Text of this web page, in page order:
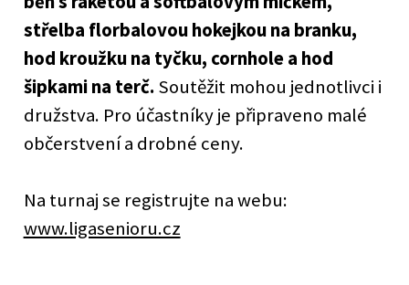
střelba florbalovou hokejkou na branku,
hod kroužku na tyčku, cornhole a hod
šipkami na terč. Soutěžit mohou jednotlivci i
družstva. Pro účastníky je připraveno malé
občerstvení a drobné ceny.
Na turnaj se registrujte na webu:
www.ligasenioru.cz